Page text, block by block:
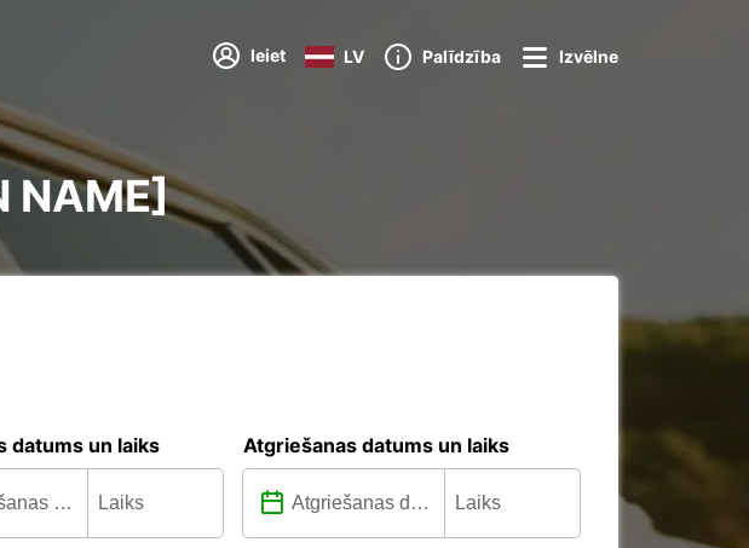
Ieiet LV Palīdzība Izvēlne
NAME]
datums un laiks Atgriešanas datums un laiks